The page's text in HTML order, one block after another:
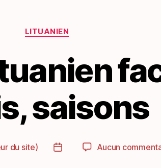
Catégories
LITUANIEN
saisons
du site)
Date
Aucun